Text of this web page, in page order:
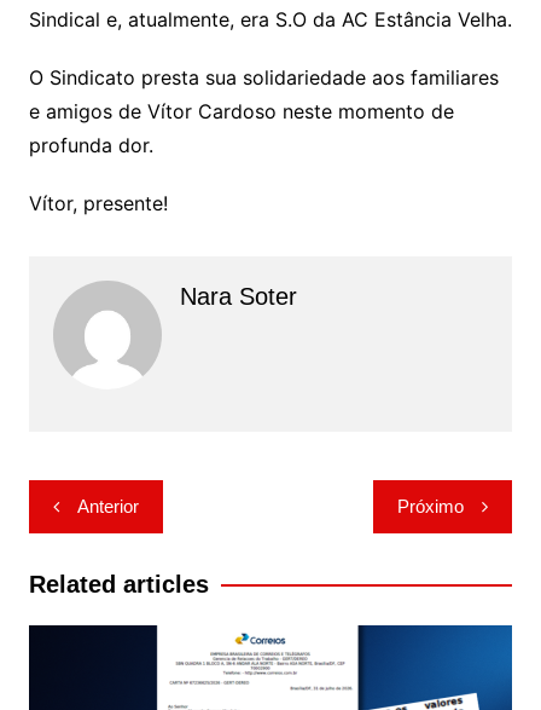
Sindical e, atualmente, era S.O da AC Estância Velha.
O Sindicato presta sua solidariedade aos familiares
e amigos de Vítor Cardoso neste momento de
profunda dor.
Vítor, presente!
Nara Soter
Navegação
de
Post
Anterior Próximo
Related articles